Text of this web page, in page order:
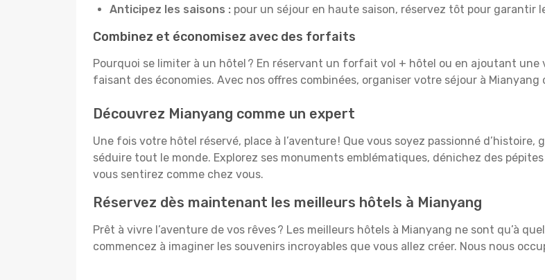
Anticipez les saisons : pour un séjour en haute saison, réservez tôt pour garantir
Combinez et économisez avec des forfaits
Pourquoi se limiter à un hôtel ? En réservant un forfait vol + hôtel ou en ajoutant
faisant des économies. Avec nos offres combinées, organiser votre séjour à
Découvrez Mianyang comme un expert
Une fois votre hôtel réservé, place à l’aventure ! Que vous soyez passionné
séduire tout le monde. Explorez ses monuments emblématiques, dénichez des
vous sentirez comme chez vous.
Réservez dès maintenant les meilleurs hôtels à Mianyang
Prêt à vivre l’aventure de vos rêves ? Les meilleurs hôtels à Mianyang ne sont qu’à
commencez à imaginer les souvenirs incroyables que vous allez créer. Nous nous